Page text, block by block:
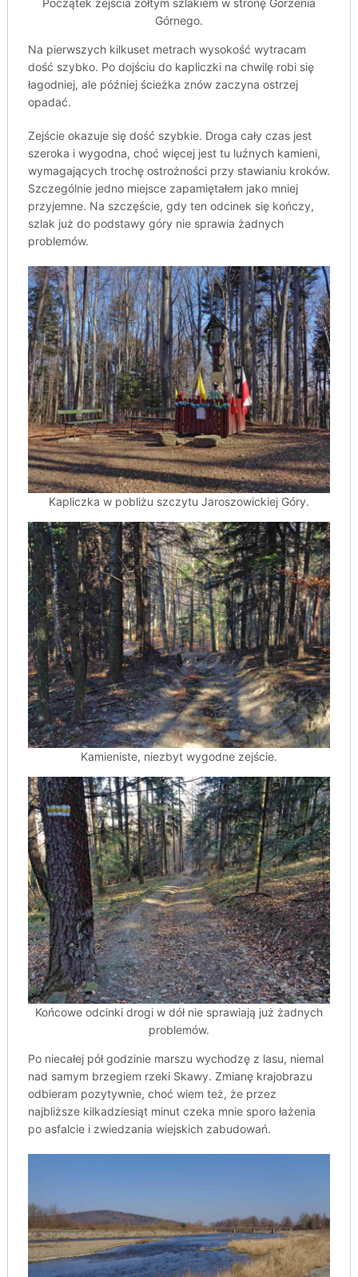
Początek zejścia żółtym szlakiem w stronę Gorzenia
Górnego.
Na pierwszych kilkuset metrach wysokość wytracam
dość szybko. Po dojściu do kapliczki na chwilę robi się
łagodniej, ale później ścieżka znów zaczyna ostrzej
opadać.
Zejście okazuje się dość szybkie. Droga cały czas jest
szeroka i wygodna, choć więcej jest tu luźnych kamieni,
wymagających trochę ostrożności przy stawianiu kroków.
Szczególnie jedno miejsce zapamiętałem jako mniej
przyjemne. Na szczęście, gdy ten odcinek się kończy,
szlak już do podstawy góry nie sprawia żadnych
problemów.
Kapliczka w pobliżu szczytu Jaroszowickiej Góry.
Kamieniste, niezbyt wygodne zejście.
Końcowe odcinki drogi w dół nie sprawiają już żadnych
problemów.
Po niecałej pół godzinie marszu wychodzę z lasu, niemal
nad samym brzegiem rzeki Skawy. Zmianę krajobrazu
odbieram pozytywnie, choć wiem też, że przez
najbliższe kilkadziesiąt minut czeka mnie sporo łażenia
po asfalcie i zwiedzania wiejskich zabudowań.